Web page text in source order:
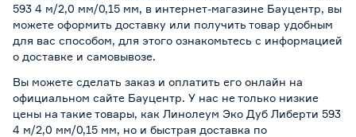
593 4 м/2,0 мм/0,15 мм, в интернет-магазине Бауцентр, вы
можете оформить доставку или получить товар удобным
для вас способом, для этого ознакомьтесь с информацией
о доставке и самовывозе.
Вы можете сделать заказ и оплатить его онлайн на
официальном сайте Бауцентр. У нас не только низкие
цены на такие товары, как Линолеум Эко Дуб Либерти 593
4 м/2,0 мм/0,15 мм, но и быстрая доставка по